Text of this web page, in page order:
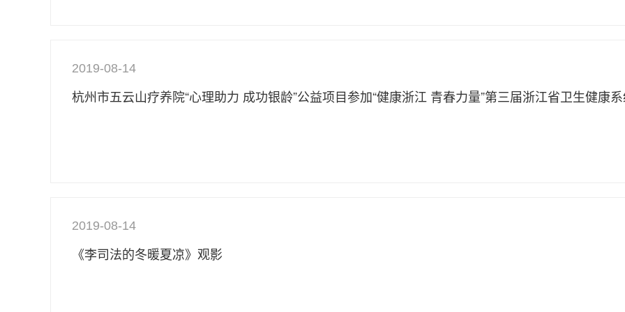
2019-08-14
杭州市五云山疗养院“心理助力 成功银龄”公益项目参加“健康浙江 青春力量”第三届浙江省卫生健康
2019-08-14
《李司法的冬暖夏凉》观影